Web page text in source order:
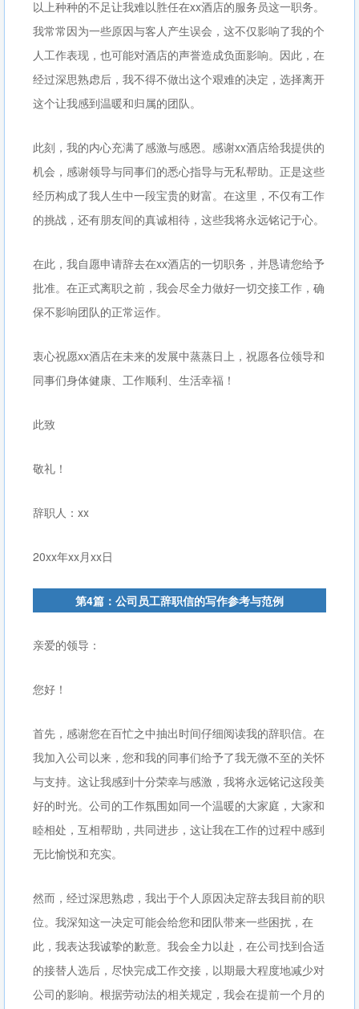
以上种种的不足让我难以胜任在xx酒店的服务员这一职务。
我常常因为一些原因与客人产生误会，这不仅影响了我的个
人工作表现，也可能对酒店的声誉造成负面影响。因此，在
经过深思熟虑后，我不得不做出这个艰难的决定，选择离开
这个让我感到温暖和归属的团队。
此刻，我的内心充满了感激与感恩。感谢xx酒店给我提供的
机会，感谢领导与同事们的悉心指导与无私帮助。正是这些
经历构成了我人生中一段宝贵的财富。在这里，不仅有工作
的挑战，还有朋友间的真诚相待，这些我将永远铭记于心。
在此，我自愿申请辞去在xx酒店的一切职务，并恳请您给予
批准。在正式离职之前，我会尽全力做好一切交接工作，确
保不影响团队的正常运作。
衷心祝愿xx酒店在未来的发展中蒸蒸日上，祝愿各位领导和
同事们身体健康、工作顺利、生活幸福！
此致
敬礼！
辞职人：xx
20xx年xx月xx日
第4篇：公司员工辞职信的写作参考与范例
亲爱的领导：
您好！
首先，感谢您在百忙之中抽出时间仔细阅读我的辞职信。在
我加入公司以来，您和我的同事们给予了我无微不至的关怀
与支持。这让我感到十分荣幸与感激，我将永远铭记这段美
好的时光。公司的工作氛围如同一个温暖的大家庭，大家和
睦相处，互相帮助，共同进步，这让我在工作的过程中感到
无比愉悦和充实。
然而，经过深思熟虑，我出于个人原因决定辞去我目前的职
位。我深知这一决定可能会给您和团队带来一些困扰，在
此，我表达我诚挚的歉意。我会全力以赴，在公司找到合适
的接替人选后，尽快完成工作交接，以期最大程度地减少对
公司的影响。根据劳动法的相关规定，我会在提前一个月的